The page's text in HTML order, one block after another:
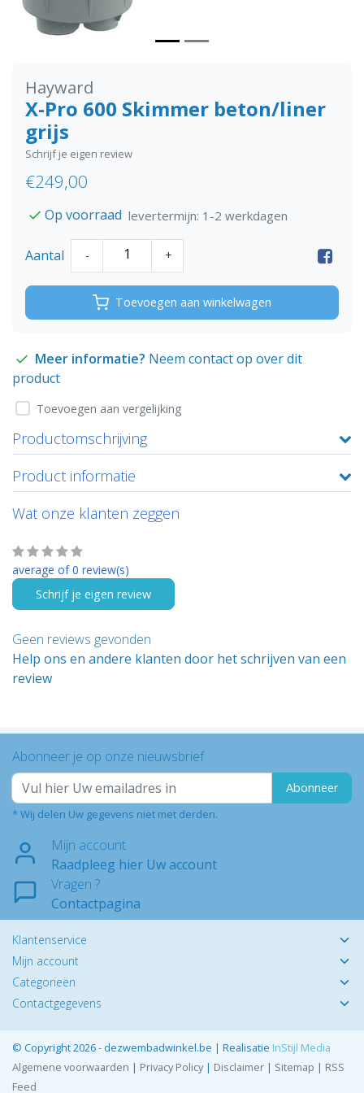
Hayward
X-Pro 600 Skimmer beton/liner
grijs
Schrijf je eigen review
€249,00
Op voorraad levertermijn: 1-2 werkdagen
Aantal - +
Toevoegen aan winkelwagen
Meer informatie? Neem contact op over dit
product
Toevoegen aan vergelijking
Productomschrijving
Product informatie
Wat onze klanten zeggen
average of 0 review(s)
Schrijf je eigen review
Geen reviews gevonden
Help ons en andere klanten door het schrijven van een
review
Abonneer je op onze nieuwsbrief
Abonneer
* Wij delen Uw gegevens niet met derden.
Mijn account
Raadpleeg hier Uw account
Vragen ?
Contactpagina
Klantenservice
Mijn account
Categorieën
Contactgegevens
© Copyright 2026 - dezwembadwinkel.be | Realisatie InStijl Media
Algemene voorwaarden | Privacy Policy| Disclaimer | Sitemap | RSS
Feed